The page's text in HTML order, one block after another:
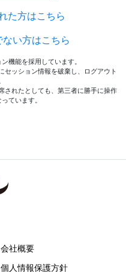
た方はこちら
い方はこちら
機能を採用しています。
セッション情報を破棄し、ログアウト
されたとしても、第三者に勝手に操作
ています。
会社概要
個人情報保護方針